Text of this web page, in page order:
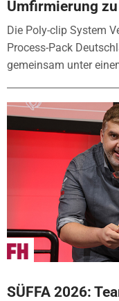
Umfirmierung
Die Poly-clip System
Process-Pack
gemeinsam unter
SÜFFA 2026: